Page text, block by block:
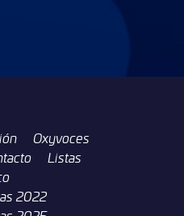
Oxyvoces
Listas
2022